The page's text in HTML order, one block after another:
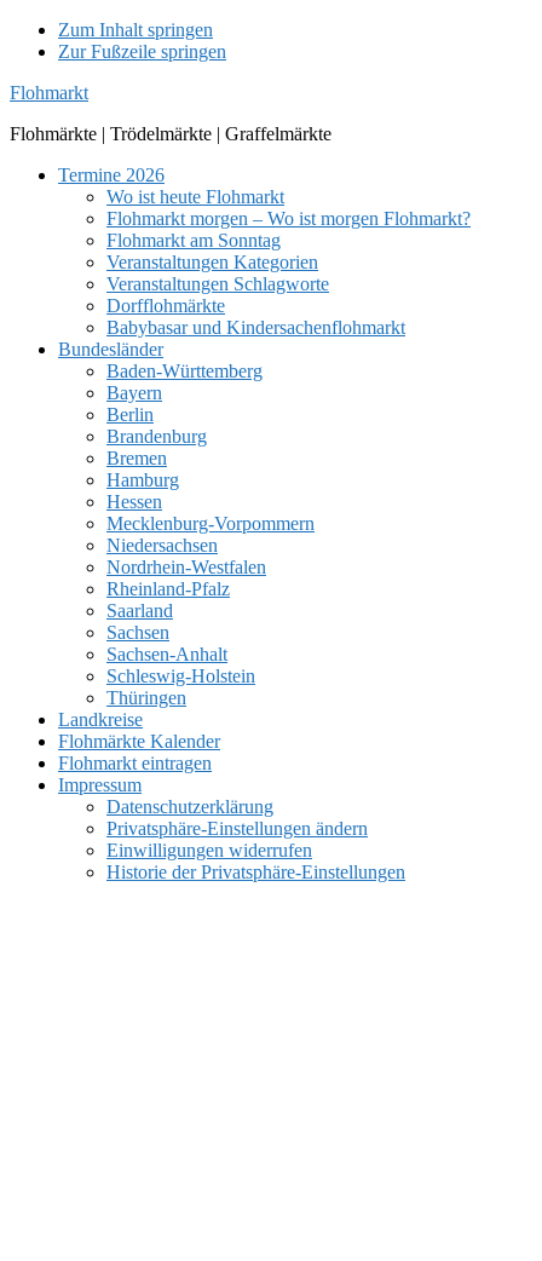
Zum Inhalt springen
Zur Fußzeile springen
Flohmarkt
Flohmärkte | Trödelmärkte | Graffelmärkte
Termine 2026
Wo ist heute Flohmarkt
Flohmarkt morgen – Wo ist morgen Flohmarkt?
Flohmarkt am Sonntag
Veranstaltungen Kategorien
Veranstaltungen Schlagworte
Dorfflohmärkte
Babybasar und Kindersachenflohmarkt
Bundesländer
Baden-Württemberg
Bayern
Berlin
Brandenburg
Bremen
Hamburg
Hessen
Mecklenburg-Vorpommern
Niedersachsen
Nordrhein-Westfalen
Rheinland-Pfalz
Saarland
Sachsen
Sachsen-Anhalt
Schleswig-Holstein
Thüringen
Landkreise
Flohmärkte Kalender
Flohmarkt eintragen
Impressum
Datenschutzerklärung
Privatsphäre-Einstellungen ändern
Einwilligungen widerrufen
Historie der Privatsphäre-Einstellungen